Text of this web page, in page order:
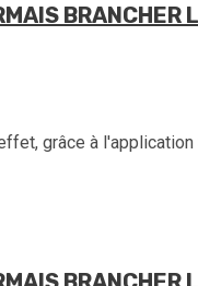
BRANCHER
grâce à